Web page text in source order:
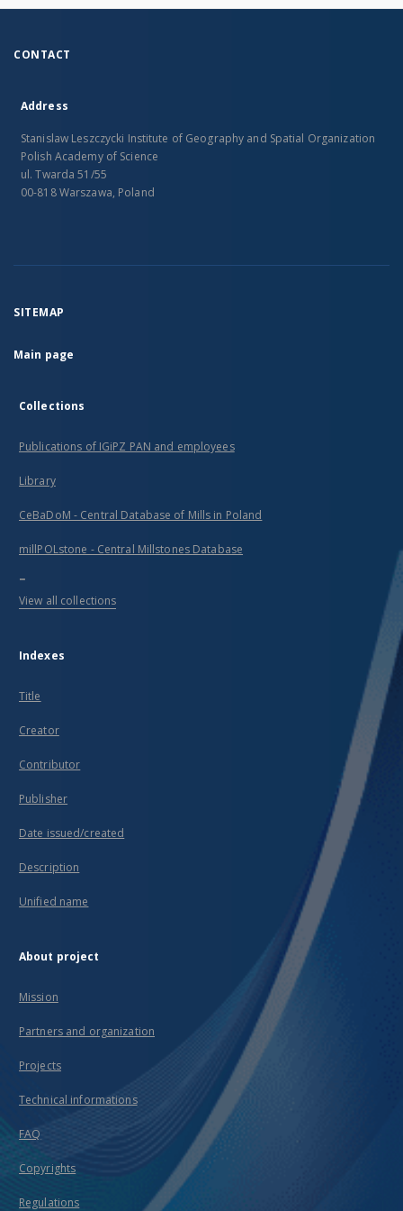
CONTACT
Address
Stanislaw Leszczycki Institute of Geography and Spatial Organization
Polish Academy of Science
ul. Twarda 51/55
00-818 Warszawa, Poland
SITEMAP
Main page
Collections
Publications of IGiPZ PAN and employees
Library
CeBaDoM - Central Database of Mills in Poland
millPOLstone - Central Millstones Database
...
View all collections
Indexes
Title
Creator
Contributor
Publisher
Date issued/created
Description
Unified name
About project
Mission
Partners and organization
Projects
Technical informations
FAQ
Copyrights
Regulations